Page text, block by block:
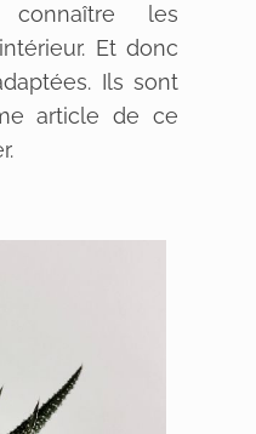
les
Et donc
Ils sont
article de ce